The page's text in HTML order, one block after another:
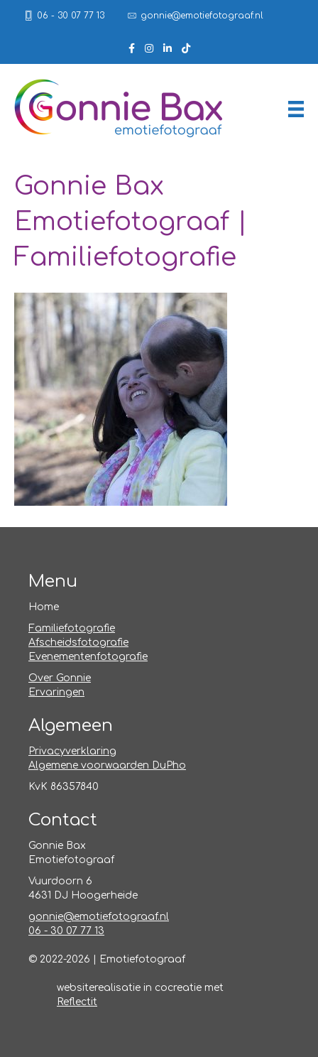
06 - 30 07 77 13 gonnie@emotiefotograaf.nl
Gonnie Bax
Emotiefotograaf |
Familiefotografie
Menu
Home
Familiefotografie
Afscheidsfotografie
Evenementenfotografie
Over Gonnie
Ervaringen
Algemeen
Privacyverklaring
Algemene voorwaarden DuPho
KvK 86357840
Contact
Gonnie Bax
Emotiefotograaf
Vuurdoorn 6
4631 DJ Hoogerheide
gonnie@emotiefotograaf.nl
06 - 30 07 77 13
© 2022-2026 | Emotiefotograaf
websiterealisatie in cocreatie met
Reflectit